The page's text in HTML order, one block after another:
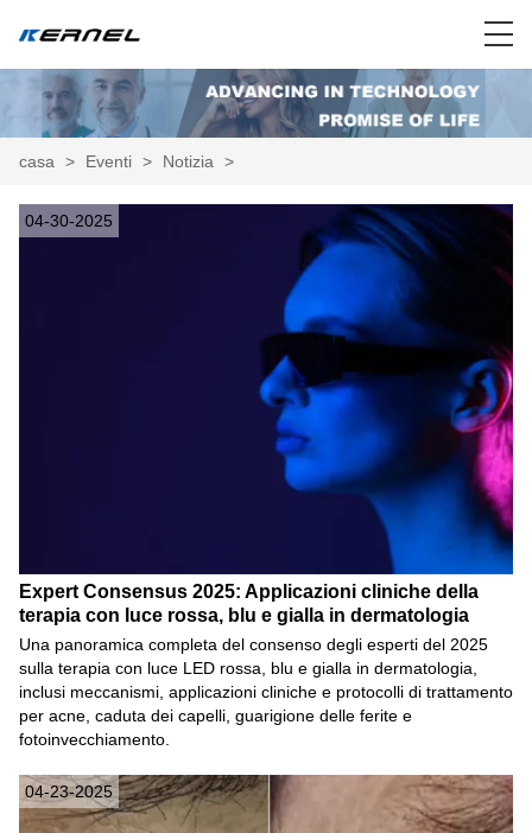
casa > Eventi > Notizia >
04-30-2025
Expert Consensus 2025: Applicazioni cliniche della
terapia con luce rossa, blu e gialla in dermatologia
Una panoramica completa del consenso degli esperti del 2025
sulla terapia con luce LED rossa, blu e gialla in dermatologia,
inclusi meccanismi, applicazioni cliniche e protocolli di trattamento
per acne, caduta dei capelli, guarigione delle ferite e
fotoinvecchiamento.
04-23-2025